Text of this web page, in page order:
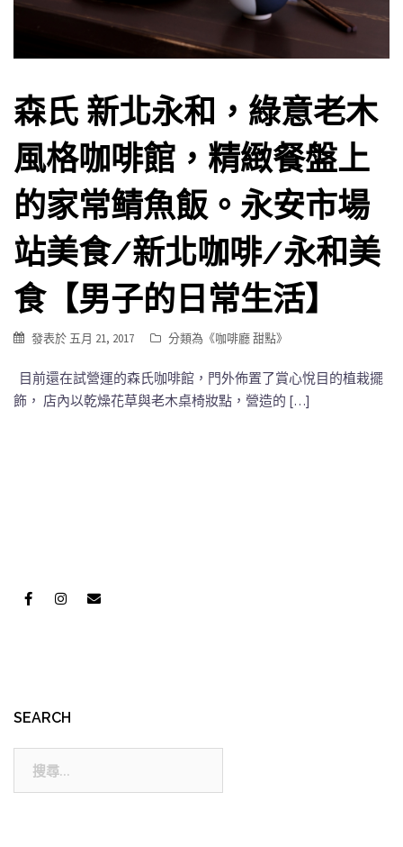
森氏 新北永和，綠意老木
風格咖啡館，精緻餐盤上
的家常鲭魚飯。永安市場
站美食/新北咖啡/永和美
食【男子的日常生活】
發表於 五月 21, 2017 分類為《咖啡廳 甜點》
目前還在試營運的森氏咖啡館，門外佈置了賞心悅目的植栽擺
飾， 店內以乾燥花草與老木桌椅妝點，營造的 […]
SEARCH